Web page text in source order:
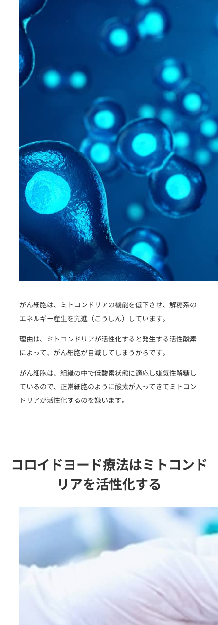
がん細胞は、ミトコンドリアの機能を低下させ、解糖系の
エネルギー産生を亢進（こうしん）しています。
理由は、ミトコンドリアが活性化すると発生する活性酸素
によって、がん細胞が自滅してしまうからです。
がん細胞は、組織の中で低酸素状態に適応し嫌気性解糖し
ているので、正常細胞のように酸素が入ってきてミトコン
ドリアが活性化するのを嫌います。
コロイドヨード療法はミトコンド
リアを活性化する